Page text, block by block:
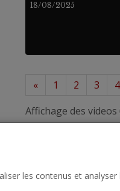
18/08/2025
« 1 2 3 4
Affichage des videos
les contenus et analyser